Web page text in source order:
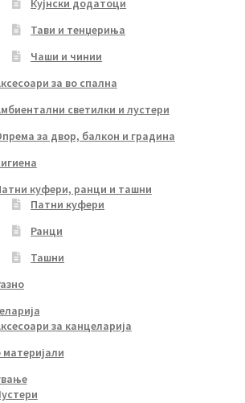
Кујнски додатоци
Тави и тенџериња
Чаши и чинии
за во спална
светилки и лустери
за двор, балкон и градина
куфери, ранци и ташни
Патни куфери
Ранци
Ташни
за канцеларија
материјали